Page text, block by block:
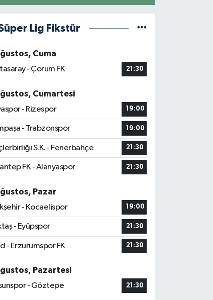
Lig Fikstür
Cuma
- Çorum FK
21:30
Cumartesi
- Rizespor
19:00
- Trabzonspor 19:00
S.K. - Fenerbahçe 21:30
FK - Alanyaspor 21:30
Pazar
- Kocaelispor
19:00
- Eyüpspor 21:30
- Erzurumspor FK 21:30
Pazartesi
- Göztepe
21:30